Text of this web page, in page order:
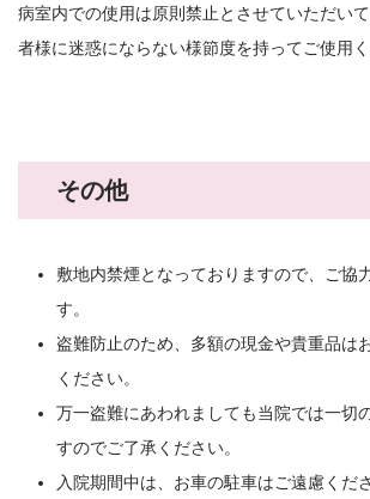
病室内での使用は原則禁止とさせていただい
者様に迷惑にならない様節度を持ってご使用く
その他
敷地内禁煙となっておりますので、ご協
す。
盗難防止のため、多額の現金や貴重品は
ください。
万一盗難にあわれましても当院では一切
すのでご了承ください。
入院期間中は、お車の駐車はご遠慮くださ